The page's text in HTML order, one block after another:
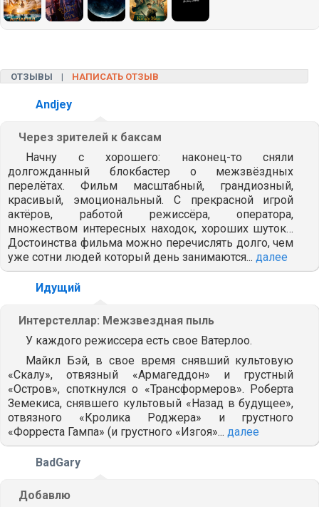
ОТЗЫВЫ | НАПИСАТЬ ОТЗЫВ
Andjey
Через зрителей к баксам
Начну с хорошего: наконец-то сняли
долгожданный блокбастер о межзвёздных
перелётах. Фильм масштабный, грандиозный,
красивый, эмоциональный. С прекрасной игрой
актёров, работой режиссёра, оператора,
множеством интересных находок, хороших шуток…
Достоинства фильма можно перечислять долго, чем
уже сотни людей который день занимаются... далее
Идущий
Интерстеллар: Межзвездная пыль
У каждого режиссера есть свое Ватерлоо.
Майкл Бэй, в свое время снявший культовую
«Скалу», отвязный «Армагеддон» и грустный
«Остров», споткнулся о «Трансформеров». Роберта
Земекиса, снявшего культовый «Назад в будущее»,
отвязного «Кролика Роджера» и грустного
«Форреста Гампа» (и грустного «Изгоя»... далее
BadGary
Добавлю